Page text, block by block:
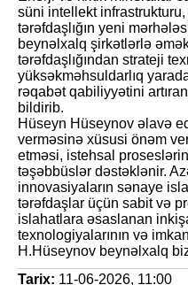
süni intellekt
tərəfdaşlığın yeni
beynəlxalq şirkətlərlə
tərəfdaşlığından strateji
yüksəkməhsuldarlıq
rəqabət qabiliyyətini
bildirib.
Hüseyn Hüseynov əlavə
verməsinə xüsusi önəm
etməsi, istehsal
təşəbbüslər dəstəklənir.
innovasiyaların sənaye
tərəfdaşlar üçün sabit və
islahatlara əsaslanan
texnologiyalarının və
H.Hüseynov beynəlxalq
Tarix: 11-06-2026, 11:00